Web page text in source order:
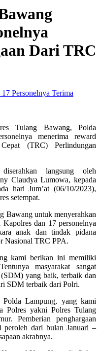
Dari TRC
Tulang Bawang, Polda
menerima reward
(TRC) Perlindungan
langsung oleh
Claudya Lumowa, kepada
hari Jum’at (06/10/2023),
setempat.
Bawang untuk menyerahkan
Kapolres dan 17 personelnya
anak dan tindak pidana
Nasional TRC PPA.
kami berikan ini memiliki
masyarakat sangat
yang baik, terbaik dan
SDM terbaik dari Polri.
Lampung, yang kami
Polres yakni Polres Tulang
Pemberian penghargaan
peroleh dari bulan Januari –
akrabnya.